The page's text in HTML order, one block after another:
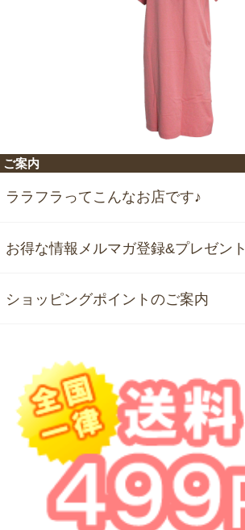
ご案内
ララフラってこんなお店です♪
お得な情報メルマガ登録&プレゼント
ショッピングポイントのご案内